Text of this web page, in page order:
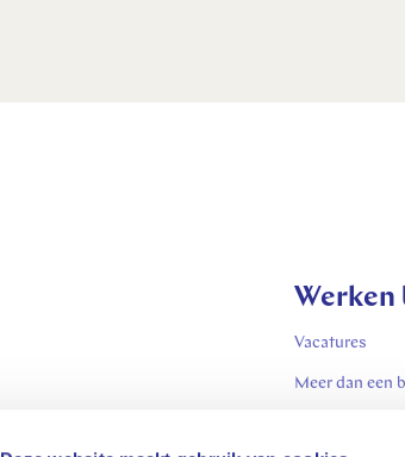
Werken
Vacatures
Meer dan een